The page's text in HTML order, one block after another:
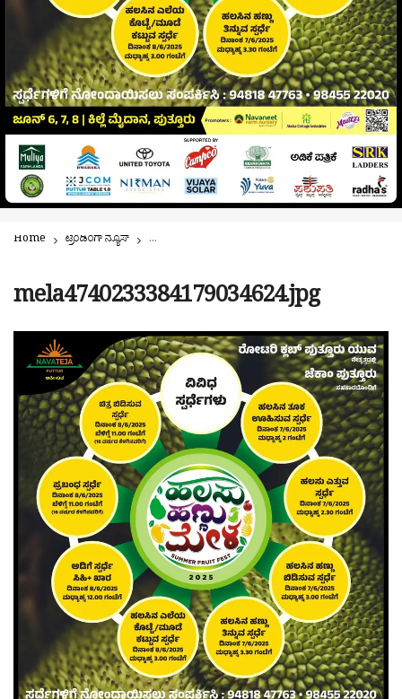
Home ಟ್ರೆಂಡಿಂಗ್ ನ್ಯೂಸ್ ಈ ಬಾರಿಯ ಹಲಸು – ಹಣ್ಣು ಮೇಳದಲ್ಲಿ ಆಯೋಜನೆಗೊಂಡಿವೆ
mela4740233384179034624.jpg